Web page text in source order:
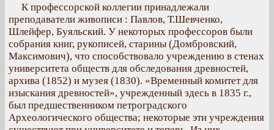
К профессорской коллегии принадлежали
преподаватели живописи : Павлов, Т.Шевченко,
Шлейфер, Буяльский. У некоторых профессоров были
собрания книг, рукописей, старины (Домбровский,
Максимович), что способствовало учреждению в стенах
университета обществ для обследования древностей,
архива (1852) и музея (1830). «Временный комитет для
изыскания древностей», учрежденный здесь в 1835 г.,
был предшественником петроградского
Археологического общества; некоторые эти учреждения